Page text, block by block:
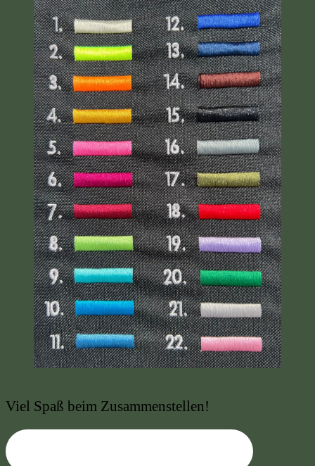
Viel Spaß beim Zusammenstellen!